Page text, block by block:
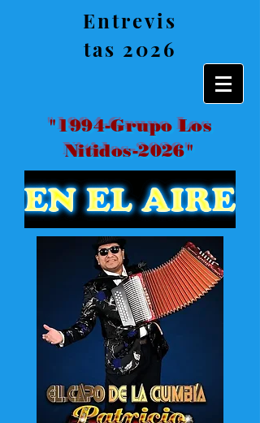
Entrevis
tas 2026
"1994-Grupo Los
Nitidos-2026"